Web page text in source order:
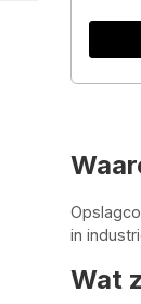
in
Wat